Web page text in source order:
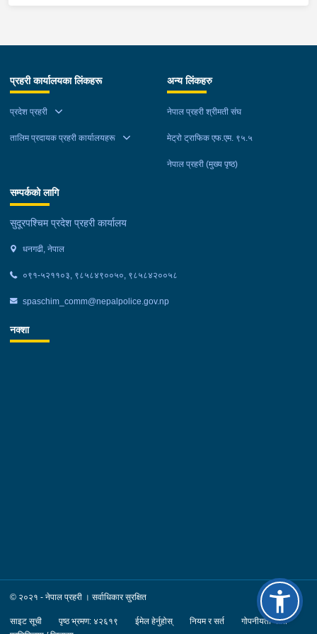
प्रहरी कार्यालयका लिंकहरू
प्रदेश प्रहरी
तालिम प्रदायक प्रहरी कार्यालयहरू
अन्य लिंकहरु
नेपाल प्रहरी श्रीमती संघ
मेट्रो ट्राफिक एफ.एम. ९५.५
नेपाल प्रहरी (मुख्य पृष्ठ)
सम्पर्कको लागि
सुदूरपश्चिम प्रदेश प्रहरी कार्यालय
धनगढी, नेपाल
०९१-५२११०३, ९८५८४९००५०, ९८५८४२००५८
spaschim_comm@nepalpolice.gov.np
नक्शा
© २०२१ - नेपाल प्रहरी । सर्वाधिकार सुरक्षित
साइट सूची पृष्ठ भ्रमण: ४२६१९ ईमेल हेर्नुहोस् नियम र सर्त
गोपनीयता नीति